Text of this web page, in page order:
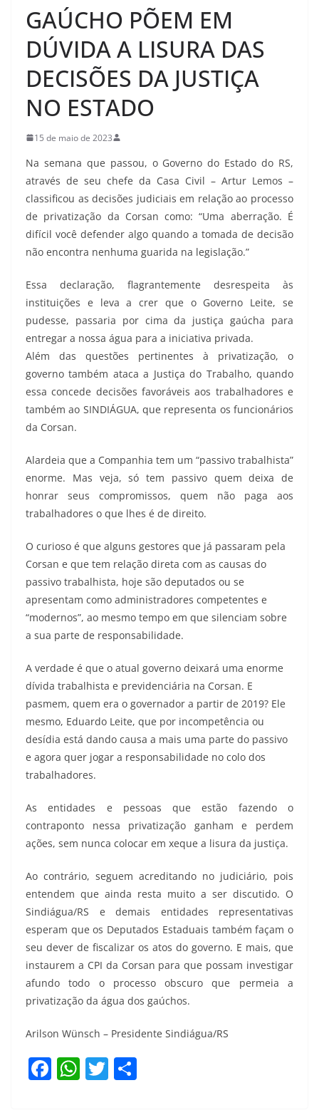
GAÚCHO PÕEM EM
DÚVIDA A LISURA DAS
DECISÕES DA JUSTIÇA
NO ESTADO
15 de maio de 2023
Na semana que passou, o Governo do Estado do RS,
através de seu chefe da Casa Civil – Artur Lemos –
classificou as decisões judiciais em relação ao processo
de privatização da Corsan como: “Uma aberração. É
difícil você defender algo quando a tomada de decisão
não encontra nenhuma guarida na legislação.”
Essa declaração, flagrantemente desrespeita às
instituições e leva a crer que o Governo Leite, se
pudesse, passaria por cima da justiça gaúcha para
entregar a nossa água para a iniciativa privada.
Além das questões pertinentes à privatização, o
governo também ataca a Justiça do Trabalho, quando
essa concede decisões favoráveis aos trabalhadores e
também ao SINDIÁGUA, que representa os funcionários
da Corsan.
Alardeia que a Companhia tem um “passivo trabalhista”
enorme. Mas veja, só tem passivo quem deixa de
honrar seus compromissos, quem não paga aos
trabalhadores o que lhes é de direito.
O curioso é que alguns gestores que já passaram pela
Corsan e que tem relação direta com as causas do
passivo trabalhista, hoje são deputados ou se
apresentam como administradores competentes e
“modernos”, ao mesmo tempo em que silenciam sobre
a sua parte de responsabilidade.
A verdade é que o atual governo deixará uma enorme
dívida trabalhista e previdenciária na Corsan. E
pasmem, quem era o governador a partir de 2019? Ele
mesmo, Eduardo Leite, que por incompetência ou
desídia está dando causa a mais uma parte do passivo
e agora quer jogar a responsabilidade no colo dos
trabalhadores.
As entidades e pessoas que estão fazendo o
contraponto nessa privatização ganham e perdem
ações, sem nunca colocar em xeque a lisura da justiça.
Ao contrário, seguem acreditando no judiciário, pois
entendem que ainda resta muito a ser discutido. O
Sindiágua/RS e demais entidades representativas
esperam que os Deputados Estaduais também façam o
seu dever de fiscalizar os atos do governo. E mais, que
instaurem a CPI da Corsan para que possam investigar
afundo todo o processo obscuro que permeia a
privatização da água dos gaúchos.
Arilson Wünsch – Presidente Sindiágua/RS
F W T